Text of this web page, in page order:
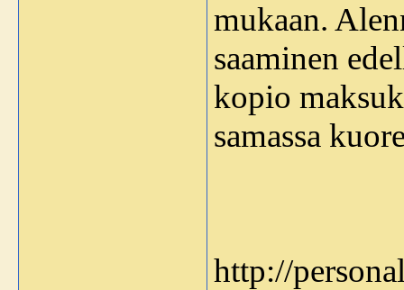
mukaan.
saaminen
kopio
samassa
http://